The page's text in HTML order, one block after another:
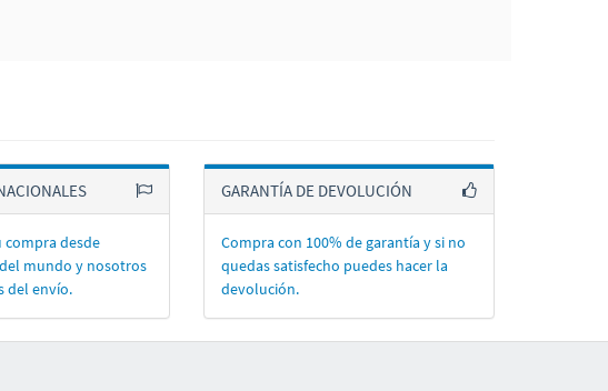
compra desde
mundo y nosotros
del enví­o.
GARANTÍA DE DEVOLUCIÓN
Compra con 100% de garantí­a y si no
quedas satisfecho puedes hacer la
devolución.